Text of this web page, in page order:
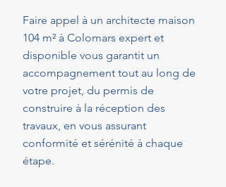
Faire appel à un architecte maison
104 m² à Colomars expert et
disponible vous garantit un
accompagnement tout au long de
votre projet, du permis de
construire à la réception des
travaux, en vous assurant
conformité et sérénité à chaque
étape.